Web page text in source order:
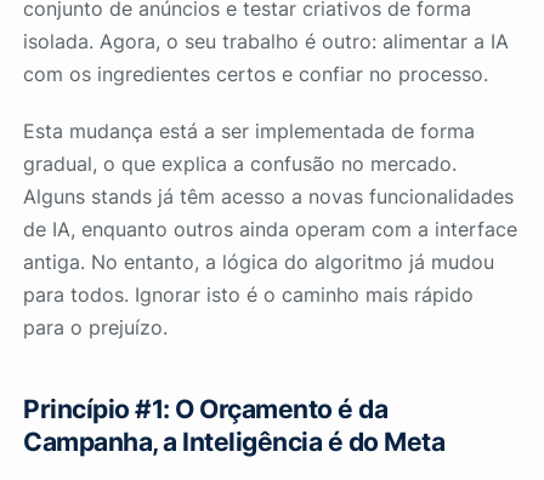
conjunto de anúncios e testar criativos de forma
isolada. Agora, o seu trabalho é outro: alimentar a IA
com os ingredientes certos e confiar no processo.
Esta mudança está a ser implementada de forma
gradual, o que explica a confusão no mercado.
Alguns stands já têm acesso a novas funcionalidades
de IA, enquanto outros ainda operam com a interface
antiga. No entanto, a lógica do algoritmo já mudou
para todos. Ignorar isto é o caminho mais rápido
para o prejuízo.
Princípio #1: O Orçamento é da
Campanha, a Inteligência é do Meta